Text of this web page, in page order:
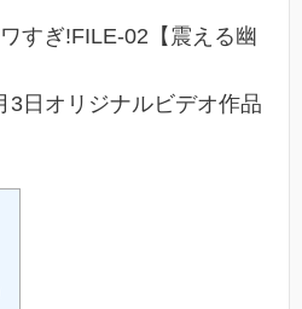
すぎ!FILE-02【震える幽
3日オリジナルビデオ作品